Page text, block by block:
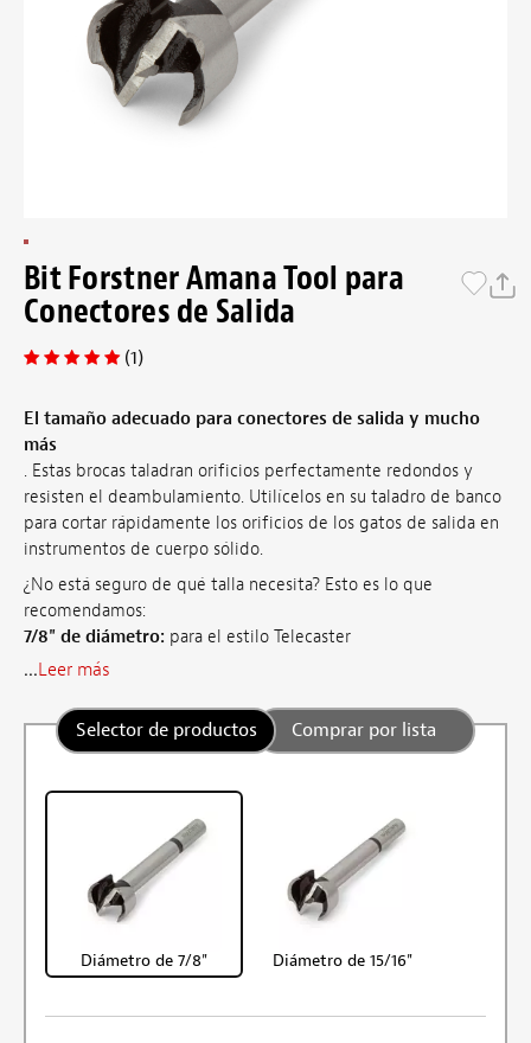
Bit Forstner Amana Tool para
Conectores de Salida
(1)
El tamaño adecuado para conectores de salida y mucho
más
. Estas brocas taladran orificios perfectamente redondos y
resisten el deambulamiento. Utilícelos en su taladro de banco
para cortar rápidamente los orificios de los gatos de salida en
instrumentos de cuerpo sólido.
¿No está seguro de qué talla necesita? Esto es lo que
recomendamos:
7/8" de diámetro: para el estilo Telecaster
...Leer más
Selector de productos Comprar por lista
Diámetro de 7/8" Diámetro de 15/16"